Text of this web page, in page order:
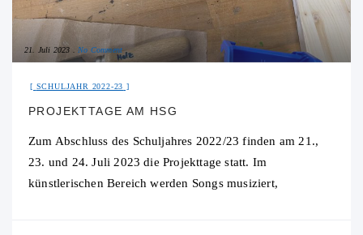
21. Juli 2023 No Comment
SCHULJAHR 2022-23
PROJEKTTAGE AM HSG
Zum Abschluss des Schuljahres 2022/23 finden am 21.,
23. und 24. Juli 2023 die Projekttage statt. Im
künstlerischen Bereich werden Songs musiziert,